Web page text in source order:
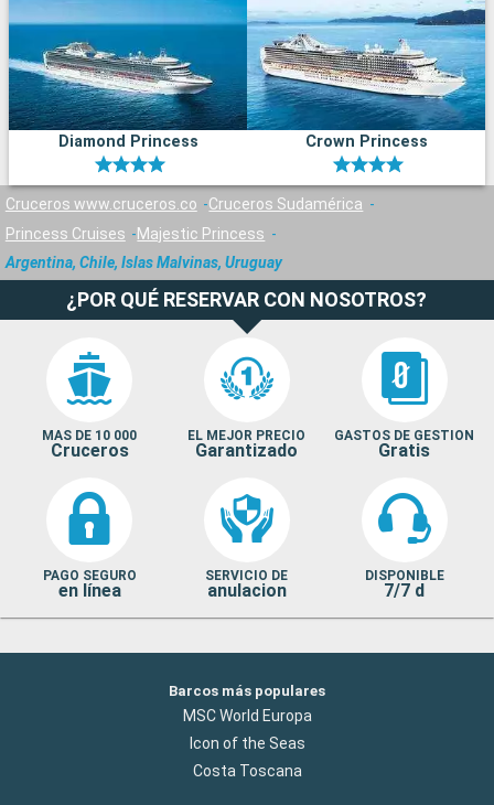
Diamond Princess Crown Princess
Cruceros www.cruceros.co
Cruceros Sudamérica
Princess Cruises
Majestic Princess
Argentina, Chile, Islas Malvinas, Uruguay
¿POR QUÉ RESERVAR CON NOSOTROS?
MAS DE 10 000
Cruceros
EL MEJOR PRECIO
Garantizado
GASTOS DE GESTION
Gratis
PAGO SEGURO
en línea
SERVICIO DE
anulacion
DISPONIBLE
7/7 d
Barcos más populares
MSC World Europa
Icon of the Seas
Costa Toscana